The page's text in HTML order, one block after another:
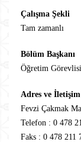
Çalışma Şekli
Tam zamanlı
Bölüm Başkanı
Öğretim
Adres ve
Fevzi Çakmak
Telefon : 0 478
Faks : 0 478 211